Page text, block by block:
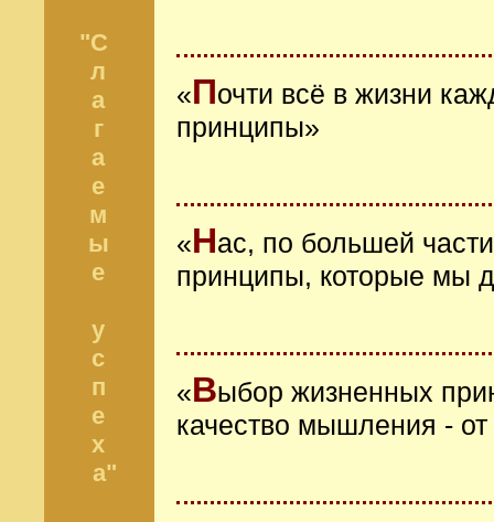
"С
л
а
г
а
е
м
ы
е
у
с
п
е
х
а"
«Почти всё в жизни
принципы»
«Нас, по большей
принципы, которые мы
«Выбор жизненных
качество мышления -